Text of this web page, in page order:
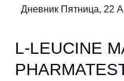
Дневник Пятница, 22
L-LEUCINE